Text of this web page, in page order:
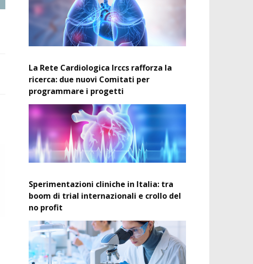
La Rete Cardiologica Irccs rafforza la
ricerca: due nuovi Comitati per
programmare i progetti
Sperimentazioni cliniche in Italia: tra
boom di trial internazionali e crollo del
no profit